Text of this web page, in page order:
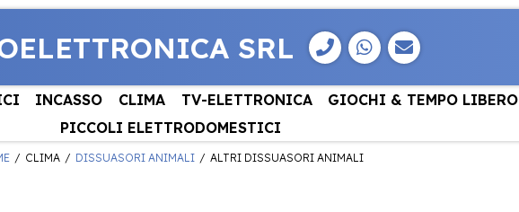
SRL
INCASSO CLIMA TV-ELETTRONICA GIOCHI & TEMPO LIBERO
PICCOLI ELETTRODOMESTICI
CLIMA DISSUASORI ANIMALI ALTRI DISSUASORI ANIMALI